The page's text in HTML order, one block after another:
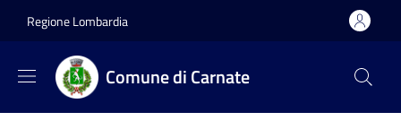
Regione Lombardia
Comune di Carnate